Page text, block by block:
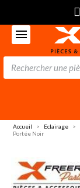
Accueil Eclairage
Portée Noir